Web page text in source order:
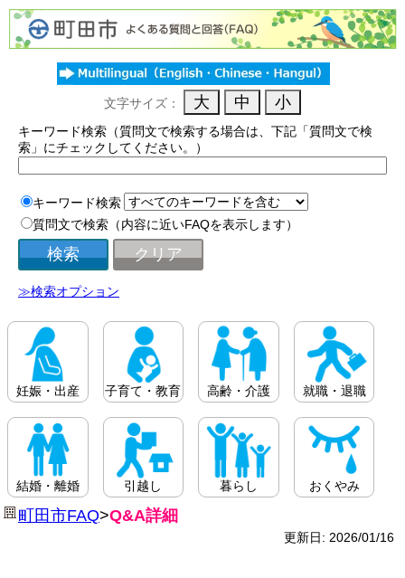
文字サイズ：
キーワード検索（質問文で検索する場合は、下記「質問文で検
索」にチェックしてください。）
キーワード検索
質問文で検索（内容に近いFAQを表示します）
≫検索オプション
妊娠・出産 子育て・教育 高齢・介護 就職・退職
結婚・離婚 引越し 暮らし おくやみ
町田市FAQ>Q&A詳細
更新日: 2026/01/16